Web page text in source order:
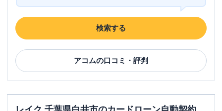
検索する
アコムの口コミ・評判